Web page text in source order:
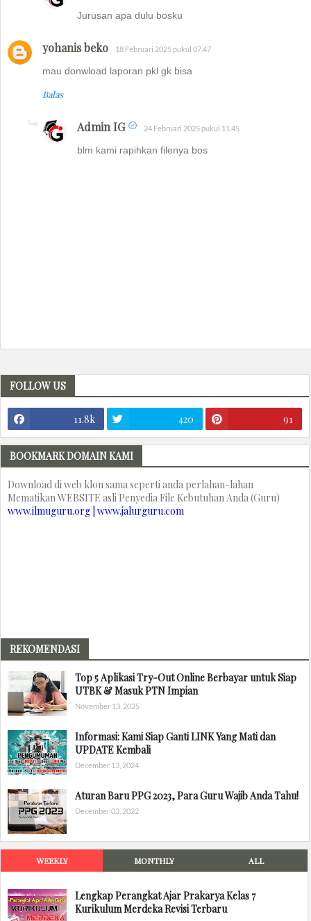
Jurusan apa dulu bosku
yohanis beko 18 Februari 2025 pukul 07.47
mau donwload laporan pkl gk bisa
Balas
Admin IG 24 Februari 2025 pukul 11.45
blm kami rapihkan filenya bos
FOLLOW US
11.8k 420 91
BOOKMARK DOMAIN KAMI
Download di web klon sama seperti anda perlahan-lahan
Mematikan WEBSITE asli Penyedia File Kebutuhan Anda (Guru)
www.ilmuguru.org | www.jalurguru.com
REKOMENDASI
Top 5 Aplikasi Try-Out Online Berbayar untuk Siap
UTBK & Masuk PTN Impian
November 13, 2025
Informasi: Kami Siap Ganti LINK Yang Mati dan
UPDATE Kembali
December 13, 2024
Aturan Baru PPG 2023, Para Guru Wajib Anda Tahu!
December 03, 2022
WEEKLY MONTHLY ALL
Lengkap Perangkat Ajar Prakarya Kelas 7
Kurikulum Merdeka Revisi Terbaru